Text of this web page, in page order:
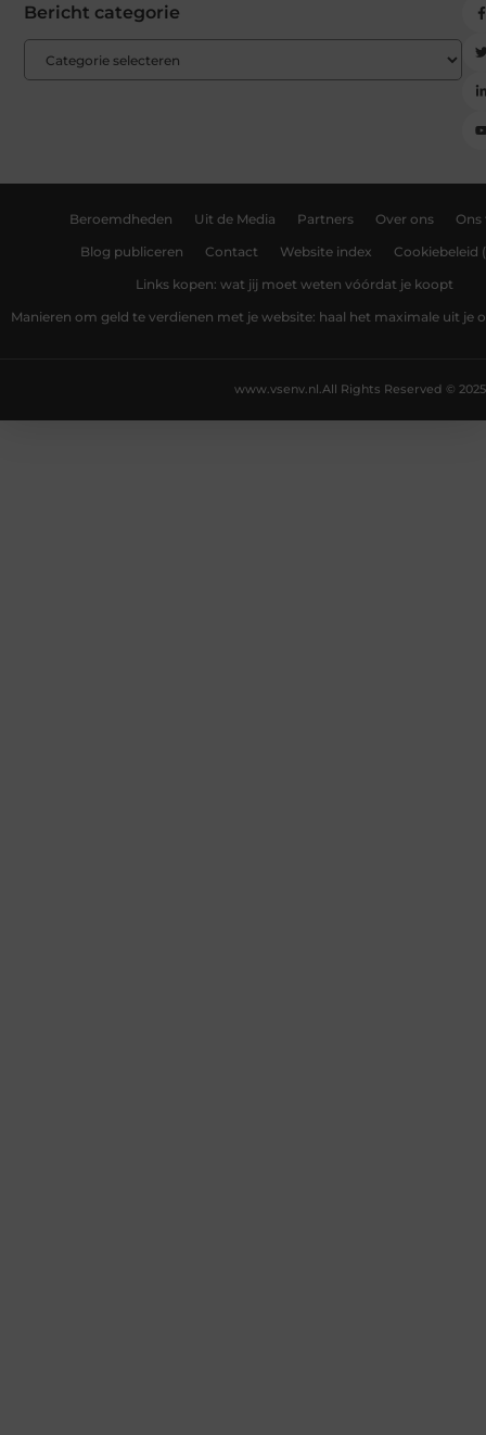
Bericht categorie
Beroemdheden Uit de Media Partners Over ons Ons
Blog publiceren Contact Website index Cookiebeleid
Links kopen: wat jij moet weten vóórdat je koopt
Manieren om geld te verdienen met je website: haal het maximale uit je
All Rights Reserved © 2025
www.vsenv.nl.